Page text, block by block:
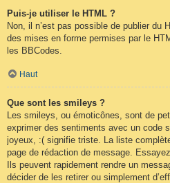
Puis-je utiliser le HTML ?
Non, il n’est pas possible de publier du
des mises en forme permises par le
les BBCodes.
Haut
Que sont les smileys ?
Les smileys, ou émoticônes, sont de
exprimer des sentiments avec un code
joyeux, :( signifie triste. La liste
page de rédaction de message.
Ils peuvent rapidement rendre un
décider de les retirer ou simplement